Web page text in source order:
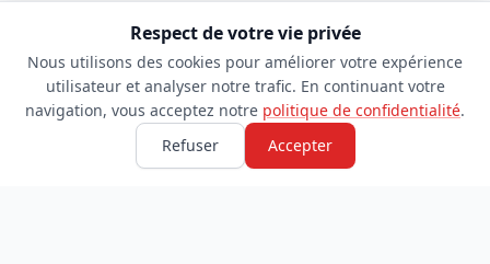
Respect de votre vie privée
Nous utilisons des cookies pour améliorer votre expérience
utilisateur et analyser notre trafic. En continuant votre
navigation, vous acceptez notre politique de confidentialité.
Refuser
Accepter